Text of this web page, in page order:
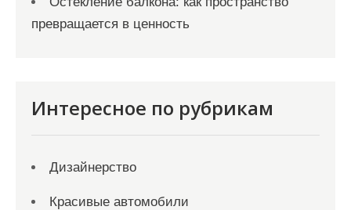
превращается в ценность
Интересное по рубрикам
Дизайнерство
Красивые автомобили